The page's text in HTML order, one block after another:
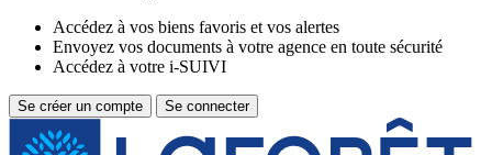
Accédez à vos biens favoris et vos alertes
Envoyez vos documents à votre agence en toute sécurité
Accédez à votre i-SUIVI
Se créer un compte Se connecter